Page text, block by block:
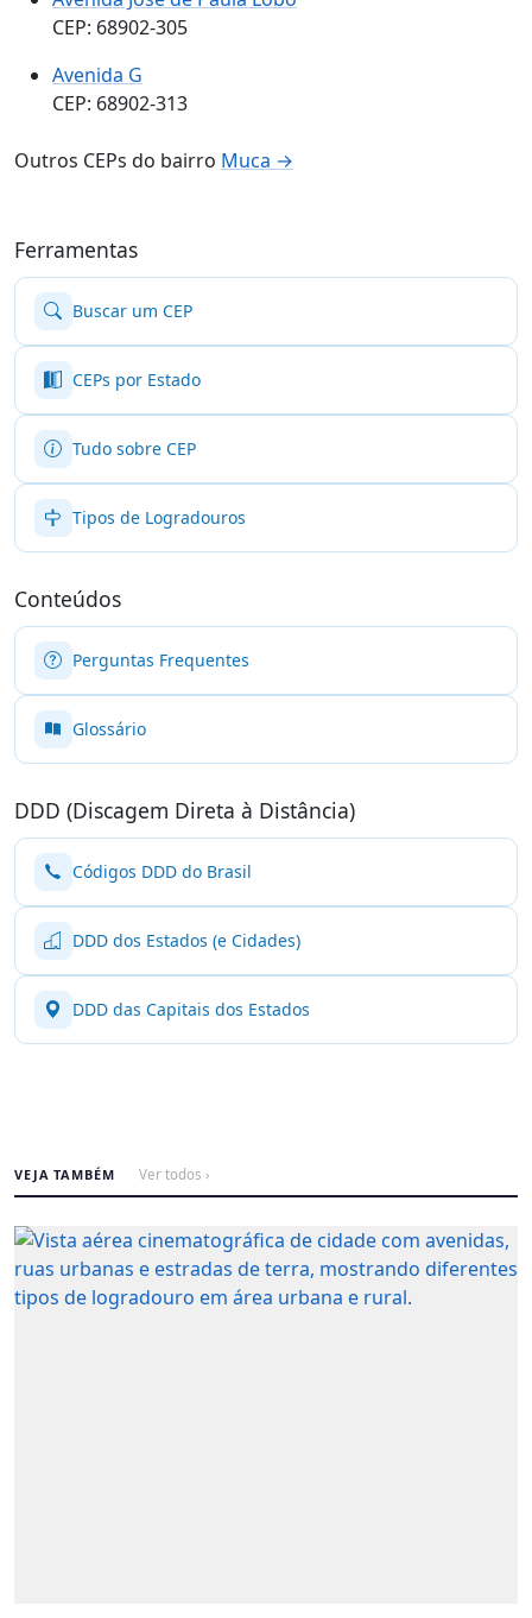
CEP: 68902-305
Avenida G
CEP: 68902-313
Outros CEPs do bairro Muca →
Ferramentas
Buscar um CEP
CEPs por Estado
Tudo sobre CEP
Tipos de Logradouros
Conteúdos
Perguntas Frequentes
Glossário
DDD (Discagem Direta à Distância)
Códigos DDD do Brasil
DDD dos Estados (e Cidades)
DDD das Capitais dos Estados
VEJA TAMBÉM Ver todos ›